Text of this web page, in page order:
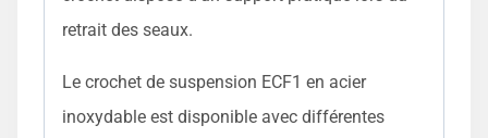
retrait des seaux.
Le crochet de suspension ECF1 en acier
inoxydable est disponible avec différentes